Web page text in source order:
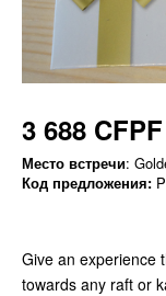
3 688 CFPF
Место встречи:
Код предложения:
Give an experience
towards any raft or